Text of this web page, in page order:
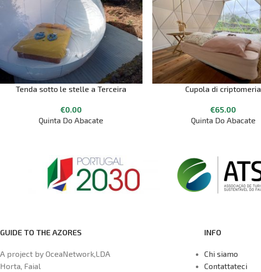
Tenda sotto le stelle a Terceira
€0.00
Quinta Do Abacate
Cupola di criptomeria
€65.00
Quinta Do Abacate
GUIDE TO THE AZORES
A project by OceaNetwork,LDA
Horta, Faial
INFO
Chi siamo
Contattateci